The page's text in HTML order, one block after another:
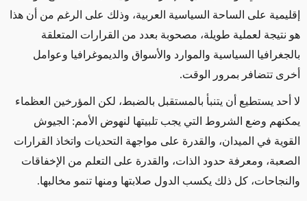
إقليمية على الساحة السياسية العربية، وذلك على الرغم من أن هذا
هو نتيجة لعملية طويلة، مصحوبة بعدد من القرارات المتعلقة
بالجغرافيا السياسية والموارد والأسواق والديموغرافيا وعوامل
أخرى تتضافر بمرور الوقت.
لا أحد يستطيع أن يتنبأ بالمستقبل بالضبط، لكن المؤرخين العظماء
يمكنهم وضع الشروط التي يجب تلبيتها لنهوض الأمم: الجيوش
القوية في الميدان، والقدرة على مواجهة التحديات واتخاذ القرارات
الصعبة، ومعرفة حدود الذات، والقدرة على التعلم من الإخفاقات
والنجاحات، كل ذلك يكسب الدول صلابتها ومنها تنمو مخالبها.